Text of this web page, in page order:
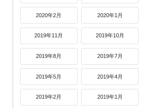
2020年2月 2020年1月
2019年11月 2019年10月
2019年8月 2019年7月
2019年5月 2019年4月
2019年2月 2019年1月